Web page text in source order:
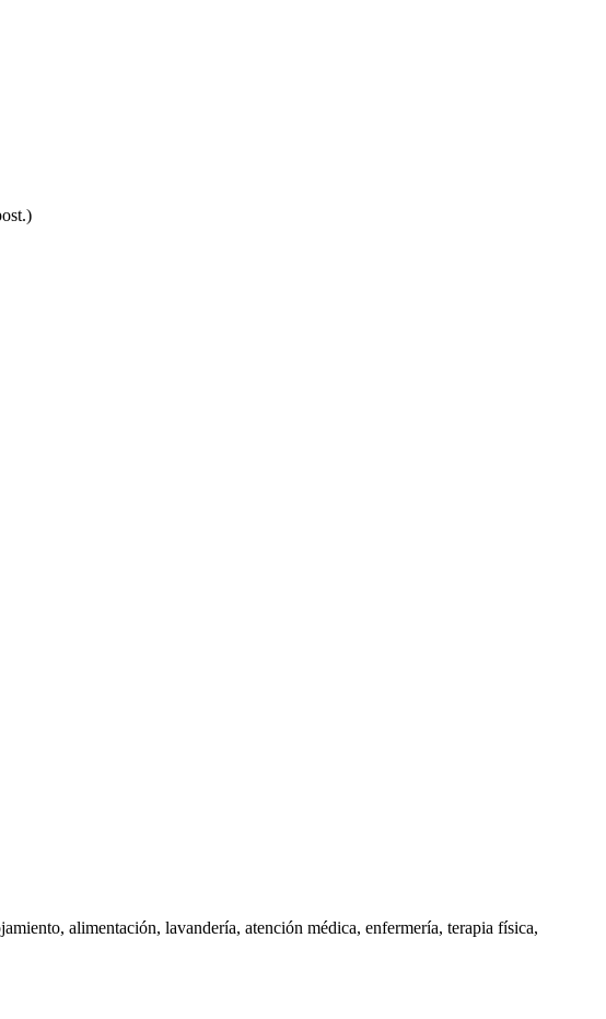
alimentación, lavandería, atención médica, enfermería, terapia física,